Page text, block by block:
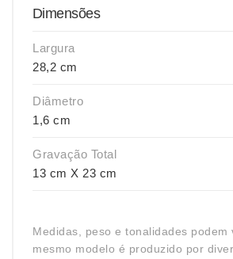
Dimensões
Largura
28,2 cm
Diâmetro
1,6 cm
Gravação Total
13 cm X 23 cm
Medidas, peso e tonalidades podem
mesmo modelo é produzido por